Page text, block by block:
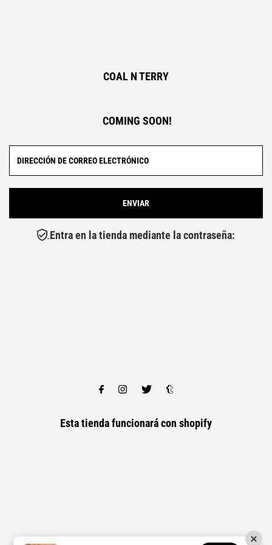
COAL N TERRY
COMING SOON!
Entra en la tienda mediante la contraseña:
Esta tienda funcionará con shopify